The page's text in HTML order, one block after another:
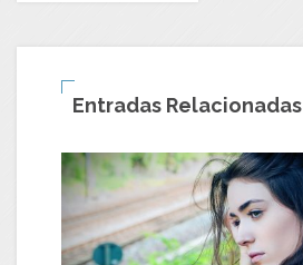
Entradas Relacionadas